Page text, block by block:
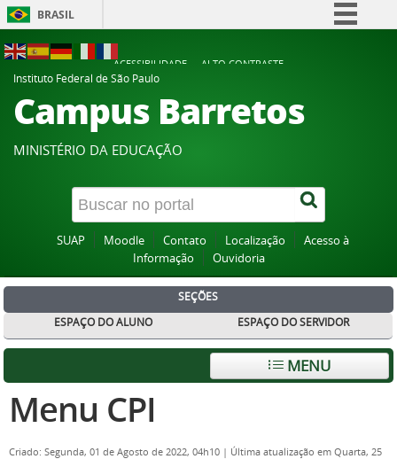
BRASIL
Participe
Acesso à informação
Canais
ACESSIBILIDADE
ALTO CONTRASTE
Instituto Federal de São Paulo
Campus Barretos
MINISTÉRIO DA EDUCAÇÃO
SUAP Moodle Contato Localização
Acesso à
Informação
Ouvidoria
SEÇÕES
ESPAÇO DO ALUNO
ESPAÇO DO SERVIDOR
MENU
Menu CPI
Criado: Segunda, 01 de Agosto de 2022, 04h10 | Última atualização em Quarta, 25